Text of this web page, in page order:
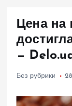
Цена на
—
Без рубрики